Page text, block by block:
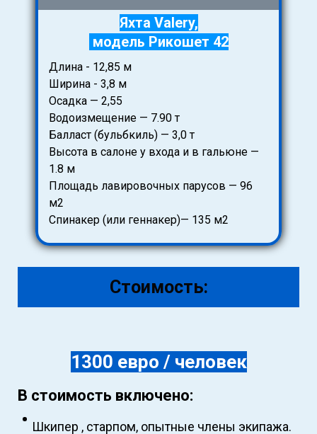
Яхта Valery,
модель Рикошет 42
Длина - 12,85 м
Ширина - 3,8 м
Осадка — 2,55
Водоизмещение — 7.90 т
Балласт (бульбкиль) — 3,0 т
Высота в салоне у входа и в гальюне —
1.8 м
Площадь лавировочных парусов — 96
м2
Спинакер (или геннакер)— 135 м2
Стоимость:
1300 евро / человек
В стоимость включено:
Шкипер , старпом, опытные члены экипажа.